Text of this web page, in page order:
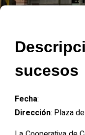
sucesos
Fecha:
Dirección: Plaza